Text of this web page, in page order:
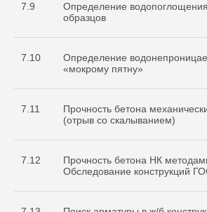
7.9
Определение
образцов
7.10
Определение
«мокрому пятну»
7.11
Прочность бетона
(отрыв со скалыванием)
7.12
Прочность бетона НК
Обследование конструкций